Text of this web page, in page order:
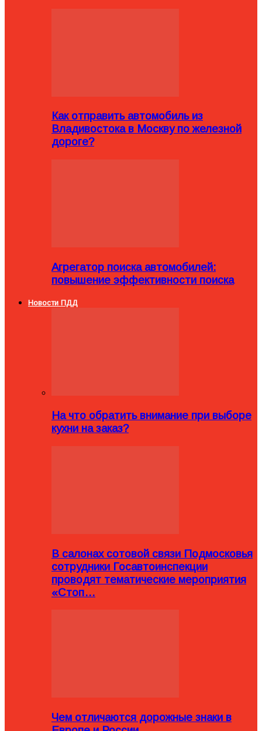
Как отправить автомобиль из
Владивостока в Москву по железной
дороге?
Агрегатор поиска автомобилей:
повышение эффективности поиска
Новости ПДД
На что обратить внимание при выборе
кухни на заказ?
В салонах сотовой связи Подмосковья
сотрудники Госавтоинспекции
проводят тематические мероприятия
«Стоп…
Чем отличаются дорожные знаки в